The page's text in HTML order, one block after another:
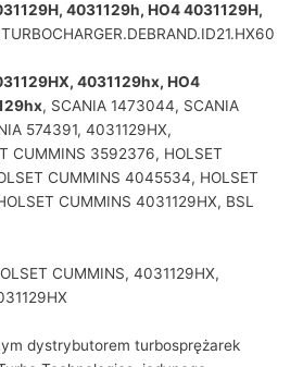
4031129h, HO4 4031129H,
4031129hx, HO4
, SCANIA 1473044, SCANIA
574391, 4031129HX,
CUMMINS 3592376, HOLSET
CUMMINS 4045534, HOLSET
CUMMINS 4031129HX, BSL
CUMMINS, 4031129HX,
dystrybutorem turbosprężarek